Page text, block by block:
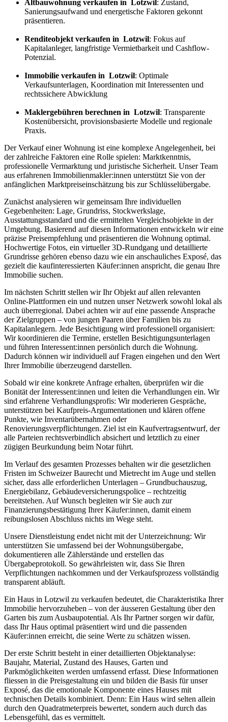
Altbauwohnung verkaufen in Lotzwil : Zustand,
Sanierungsaufwand und energetische Faktoren gekonnt
präsentieren.
Renditeobjekt verkaufen in Lotzwil: Fokus auf
Kapitalanleger, langfristige Vermietbarkeit und Cashflow-
Potenzial.
Immobilie verkaufen in Lotzwil: Optimale
Verkaufsunterlagen, Koordination mit Interessenten und
rechtssichere Abwicklung
Maklergebühren berechnen in Lotzwil: Transparente
Kostenübersicht, provisionsbasierte Modelle und regionale
Praxis.
Der Verkauf einer Wohnung ist eine komplexe Angelegenheit, bei
der zahlreiche Faktoren eine Rolle spielen: Marktkenntnis,
professionelle Vermarktung und juristische Sicherheit. Unser Team
aus erfahrenen Immobilienmakler:innen unterstützt Sie von der
anfänglichen Marktpreiseinschätzung bis zur Schlüsselübergabe.
Zunächst analysieren wir gemeinsam Ihre individuellen
Gegebenheiten: Lage, Grundriss, Stockwerkslage,
Ausstattungsstandard und die ermittelten Vergleichsobjekte in der
Umgebung. Basierend auf diesen Informationen entwickeln wir eine
präzise Preisempfehlung und präsentieren die Wohnung optimal.
Hochwertige Fotos, ein virtueller 3D-Rundgang und detaillierte
Grundrisse gehören ebenso dazu wie ein anschauliches Exposé, das
gezielt die kaufinteressierten Käufer:innen anspricht, die genau Ihre
Immobilie suchen.
Im nächsten Schritt stellen wir Ihr Objekt auf allen relevanten
Online-Plattformen ein und nutzen unser Netzwerk sowohl lokal als
auch überregional. Dabei achten wir auf eine passende Ansprache
der Zielgruppen – von jungen Paaren über Familien bis zu
Kapitalanlegern. Jede Besichtigung wird professionell organisiert:
Wir koordinieren die Termine, erstellen Besichtigungsunterlagen
und führen Interessent:innen persönlich durch die Wohnung.
Dadurch können wir individuell auf Fragen eingehen und den Wert
Ihrer Immobilie überzeugend darstellen.
Sobald wir eine konkrete Anfrage erhalten, überprüfen wir die
Bonität der Interessent:innen und leiten die Verhandlungen ein. Wir
sind erfahrene Verhandlungsprofis: Wir moderieren Gespräche,
unterstützen bei Kaufpreis-Argumentationen und klären offene
Punkte, wie Inventarübernahmen oder
Renovierungsverpflichtungen. Ziel ist ein Kaufvertragsentwurf, der
alle Parteien rechtsverbindlich absichert und letztlich zu einer
zügigen Beurkundung beim Notar führt.
Im Verlauf des gesamten Prozesses behalten wir die gesetzlichen
Fristen im Schweizer Baurecht und Mietrecht im Auge und stellen
sicher, dass alle erforderlichen Unterlagen – Grundbuchauszug,
Energiebilanz, Gebäudeversicherungspolice – rechtzeitig
bereitstehen. Auf Wunsch begleiten wir Sie auch zur
Finanzierungsbestätigung Ihrer Käufer:innen, damit einem
reibungslosen Abschluss nichts im Wege steht.
Unsere Dienstleistung endet nicht mit der Unterzeichnung: Wir
unterstützen Sie umfassend bei der Wohnungsübergabe,
dokumentieren alle Zählerstände und erstellen das
Übergabeprotokoll. So gewährleisten wir, dass Sie Ihren
Verpflichtungen nachkommen und der Verkaufsprozess vollständig
transparent abläuft.
Ein Haus in Lotzwil zu verkaufen bedeutet, die Charakteristika Ihrer
Immobilie hervorzuheben – von der äusseren Gestaltung über den
Garten bis zum Ausbaupotential. Als Ihr Partner sorgen wir dafür,
dass Ihr Haus optimal präsentiert wird und die passenden
Käufer:innen erreicht, die seine Werte zu schätzen wissen.
Der erste Schritt besteht in einer detaillierten Objektanalyse:
Baujahr, Material, Zustand des Hauses, Garten und
Parkmöglichkeiten werden umfassend erfasst. Diese Informationen
fliessen in die Preisgestaltung ein und bilden die Basis für unser
Exposé, das die emotionale Komponente eines Hauses mit
technischen Details kombiniert. Denn: Ein Haus wird selten allein
durch den Quadratmeterpreis bewertet, sondern auch durch das
Lebensgefühl, das es vermittelt.